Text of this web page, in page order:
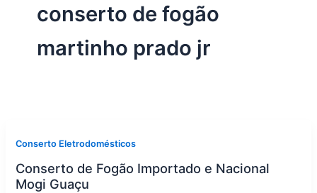
conserto de fogão
martinho prado jr
Conserto Eletrodomésticos
Conserto de Fogão Importado e Nacional
Mogi Guaçu